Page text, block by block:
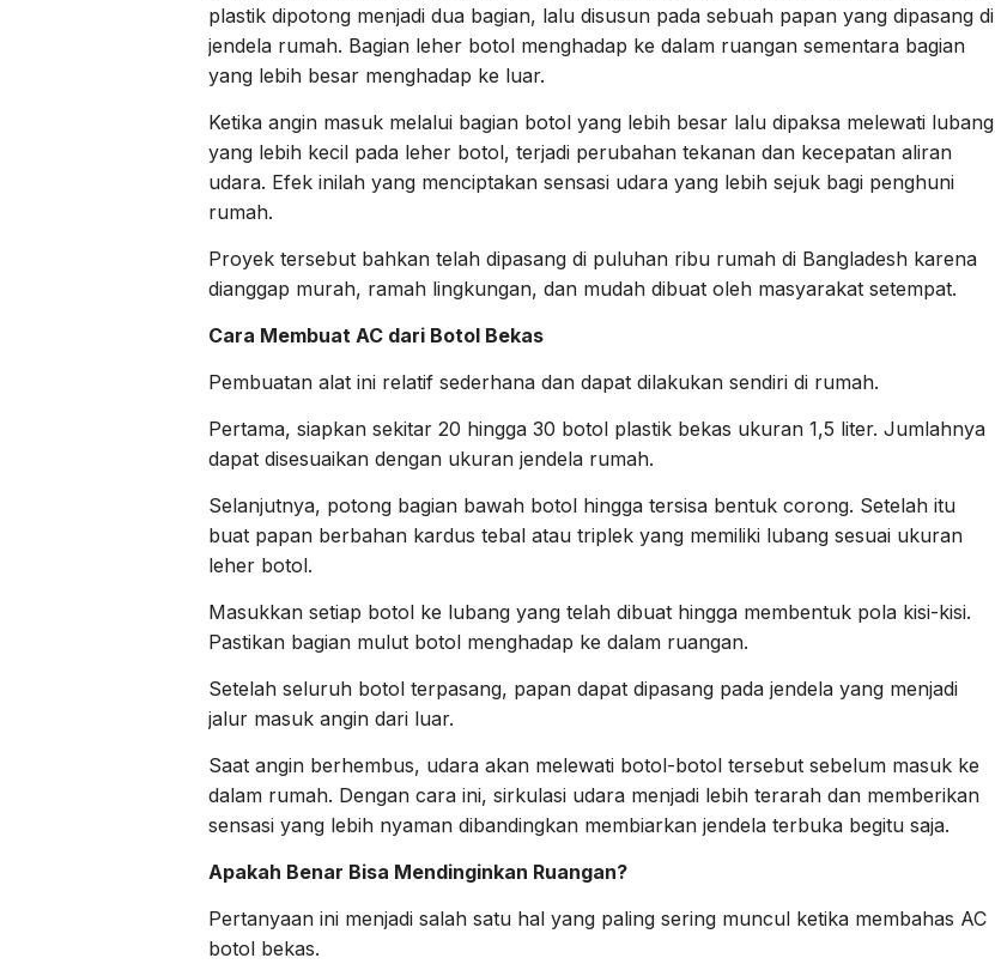
plastik dipotong menjadi dua bagian, lalu disusun pada sebuah papan yang dipasang di
jendela rumah. Bagian leher botol menghadap ke dalam ruangan sementara bagian
yang lebih besar menghadap ke luar.
Ketika angin masuk melalui bagian botol yang lebih besar lalu dipaksa melewati lubang
yang lebih kecil pada leher botol, terjadi perubahan tekanan dan kecepatan aliran
udara. Efek inilah yang menciptakan sensasi udara yang lebih sejuk bagi penghuni
rumah.
Proyek tersebut bahkan telah dipasang di puluhan ribu rumah di Bangladesh karena
dianggap murah, ramah lingkungan, dan mudah dibuat oleh masyarakat setempat.
Cara Membuat AC dari Botol Bekas
Pembuatan alat ini relatif sederhana dan dapat dilakukan sendiri di rumah.
Pertama, siapkan sekitar 20 hingga 30 botol plastik bekas ukuran 1,5 liter. Jumlahnya
dapat disesuaikan dengan ukuran jendela rumah.
Selanjutnya, potong bagian bawah botol hingga tersisa bentuk corong. Setelah itu
buat papan berbahan kardus tebal atau triplek yang memiliki lubang sesuai ukuran
leher botol.
Masukkan setiap botol ke lubang yang telah dibuat hingga membentuk pola kisi-kisi.
Pastikan bagian mulut botol menghadap ke dalam ruangan.
Setelah seluruh botol terpasang, papan dapat dipasang pada jendela yang menjadi
jalur masuk angin dari luar.
Saat angin berhembus, udara akan melewati botol-botol tersebut sebelum masuk ke
dalam rumah. Dengan cara ini, sirkulasi udara menjadi lebih terarah dan memberikan
sensasi yang lebih nyaman dibandingkan membiarkan jendela terbuka begitu saja.
Apakah Benar Bisa Mendinginkan Ruangan?
Pertanyaan ini menjadi salah satu hal yang paling sering muncul ketika membahas AC
botol bekas.